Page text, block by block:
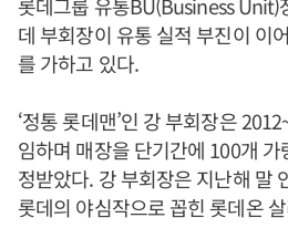
롯데그룹 유통BU(Business Unit)
데 부회장이 유통 실적 부진이 이
를 가하고 있다.
‘정통 롯데맨’인 강 부회장은
임하며 매장을 단기간에 100개
정받았다. 강 부회장은 지난해 말
롯데의 야심작으로 꼽힌 롯데온